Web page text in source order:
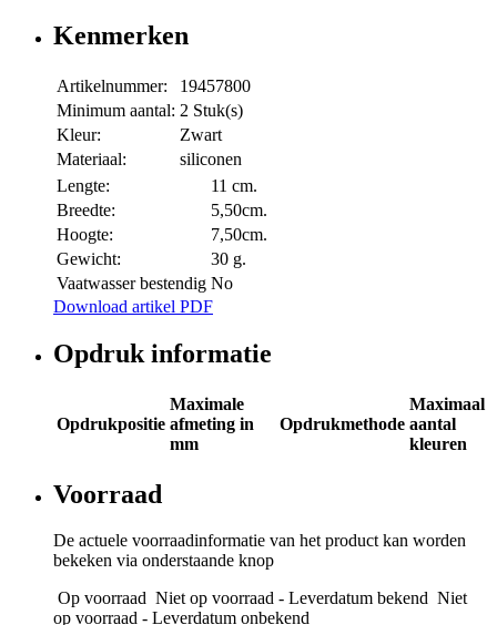
Kenmerken
Artikelnummer:
19457800
Minimum aantal: 2 Stuk(s)
Kleur:
Zwart
Materiaal:
siliconen
Lengte:
11 cm.
Breedte:
5,50cm.
Hoogte:
7,50cm.
Gewicht:
30 g.
Vaatwasser bestendig No
Download artikel PDF
Opdruk informatie
Opdrukpositie
Maximale
afmeting in
mm
Opdrukmethode
Maximaal
aantal
kleuren
Voorraad
De actuele voorraadinformatie van het product kan worden
bekeken via onderstaande knop
Op voorraad Niet op voorraad - Leverdatum bekend Niet
op voorraad - Leverdatum onbekend